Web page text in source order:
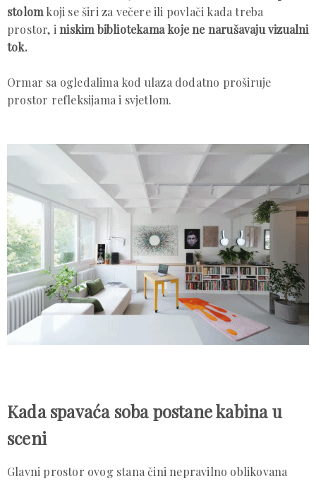
stolom koji se širi za večere ili povlači kada treba
prostor, iniskim bibliotekama koje ne narušavaju vizualni
tok.
Ormar sa ogledalima kod ulaza dodatno proširuje
prostor refleksijama i svjetlom.
Kada spavaća soba postane kabina u
sceni
Glavni prostor ovog stana čini nepravilno oblikovana